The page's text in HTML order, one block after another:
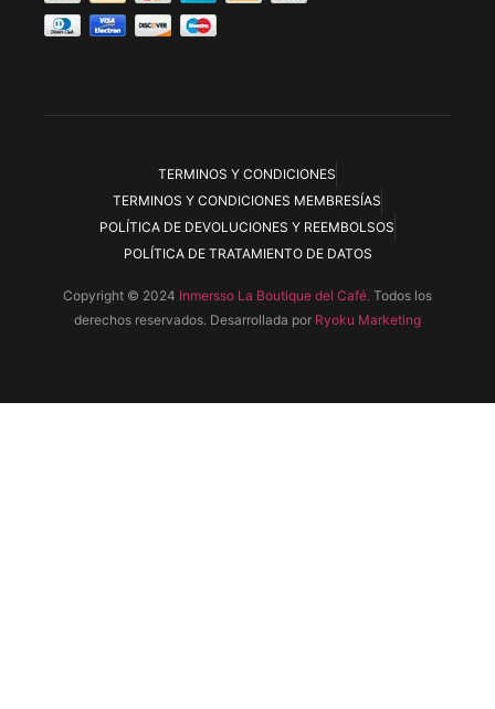
TERMINOS Y CONDICIONES
TERMINOS Y CONDICIONES MEMBRESÍAS
POLÍTICA DE DEVOLUCIONES Y REEMBOLSOS
POLÍTICA DE TRATAMIENTO DE DATOS
Copyright © 2024 Inmersso La Boutique del Café. Todos los
derechos reservados. Desarrollada por Ryoku Marketing